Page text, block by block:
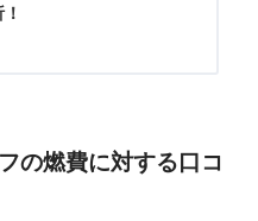
の燃費に対する口コ